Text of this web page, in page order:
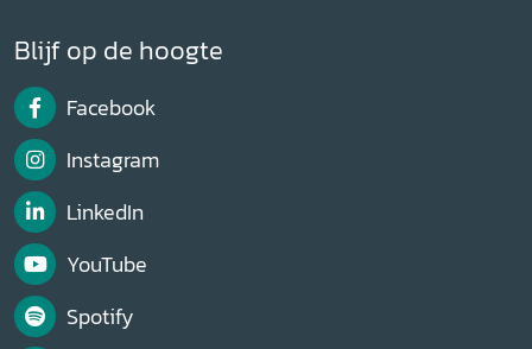
Blijf op de hoogte
Facebook
Instagram
LinkedIn
YouTube
Spotify